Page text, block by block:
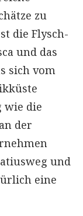
zu
die Flysch-
und das
sich vom
wie die
der
und
eine